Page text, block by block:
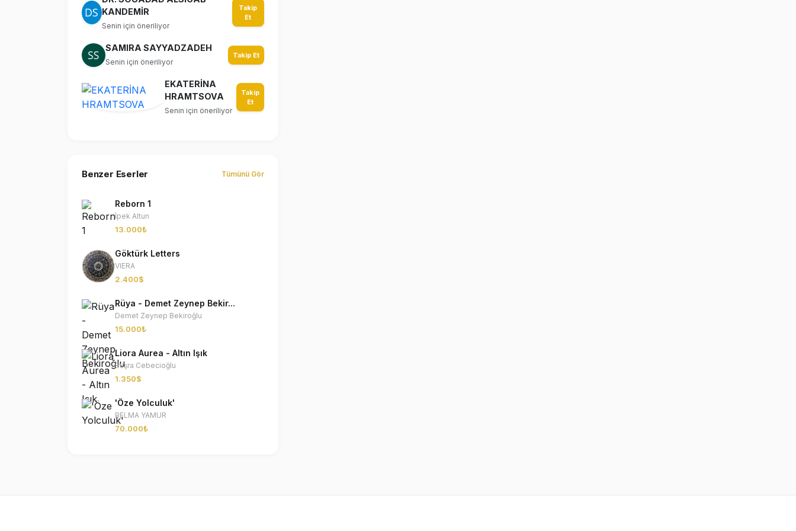
KANDEMİR
Senin için öneriliyor
Takip
Et
SAMIRA SAYYADZADEH
Senin için öneriliyor
Takip Et
EKATERİNA
HRAMTSOVA
Senin için öneriliyor
Takip
Et
Benzer Eserler Tümünü Gör
Reborn 1
İpek Altun
13.000₺
Göktürk Letters
VIERA
2.400$
Rüya - Demet Zeynep Bekir...
Demet Zeynep Bekiroğlu
15.000₺
Liora Aurea - Altın Işık
Büşra Cebecioğlu
1.350$
'Öze Yolculuk'
BELMA YAMUR
70.000₺